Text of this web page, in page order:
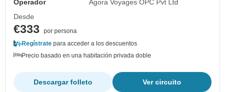
Operador
Agora Voyages OPC Pvt Ltd
Desde
€333
por persona
Regístrate para acceder a los descuentos
Precio basado en una habitación privada doble
Ver circuito
Descargar folleto